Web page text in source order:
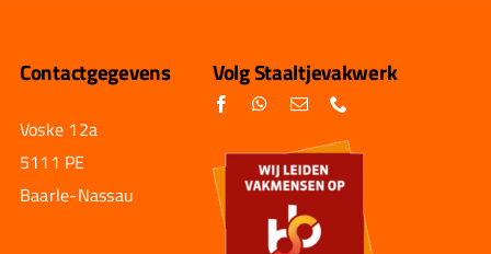
Contactgegevens
Voske 12a
5111 PE
Baarle-Nassau
Volg Staaltjevakwerk